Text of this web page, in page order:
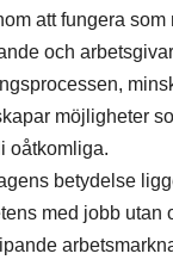
att fungera som
och
möjligheter
oåtkomliga.
betydelse
med jobb utan